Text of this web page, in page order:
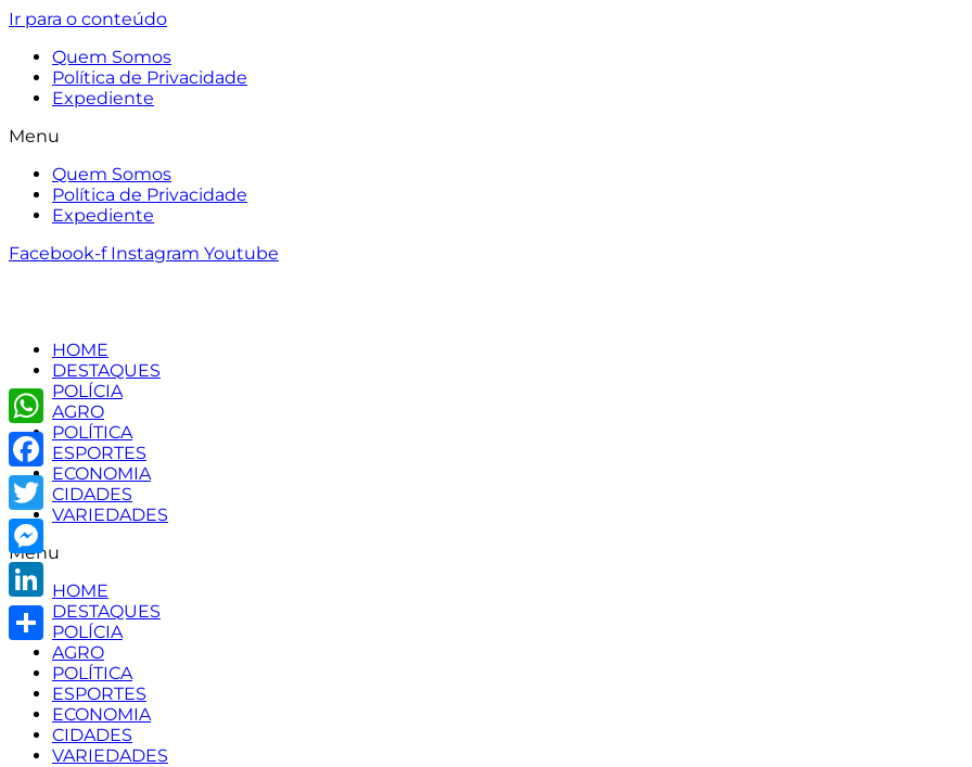
Ir para o conteúdo
Quem Somos
Política de Privacidade
Expediente
Menu
Quem Somos
Política de Privacidade
Expediente
Facebook-f Instagram Youtube
HOME
DESTAQUES
POLÍCIA
AGRO
POLÍTICA
ESPORTES
ECONOMIA
CIDADES
VARIEDADES
Menu
HOME
DESTAQUES
POLÍCIA
AGRO
POLÍTICA
ESPORTES
ECONOMIA
CIDADES
VARIEDADES
WhatsApp
Facebook
Twitter
Messenger
LinkedIn
Share